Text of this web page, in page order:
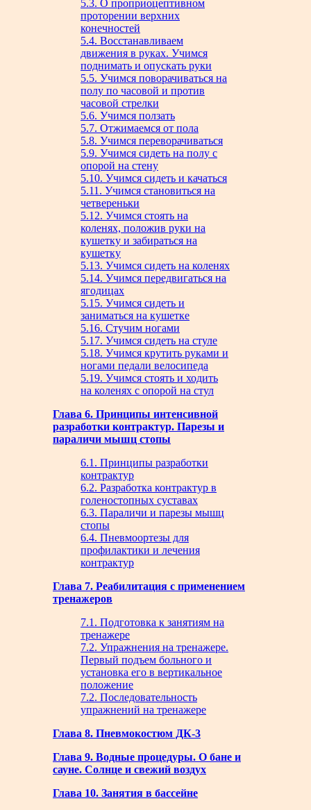
5.3. О проприоцептивном
проторении верхних
конечностей
5.4. Восстанавливаем
движения в руках. Учимся
поднимать и опускать руки
5.5. Учимся поворачиваться на
полу по часовой и против
часовой стрелки
5.6. Учимся ползать
5.7. Отжимаемся от пола
5.8. Учимся переворачиваться
5.9. Учимся сидеть на полу с
опорой на стену
5.10. Учимся сидеть и качаться
5.11. Учимся становиться на
четвереньки
5.12. Учимся стоять на
коленях, положив руки на
кушетку и забираться на
кушетку
5.13. Учимся сидеть на коленях
5.14. Учимся передвигаться на
ягодицах
5.15. Учимся сидеть и
заниматься на кушетке
5.16. Стучим ногами
5.17. Учимся сидеть на стуле
5.18. Учимся крутить руками и
ногами педали велосипеда
5.19. Учимся стоять и ходить
на коленях с опорой на стул
Глава 6. Принципы интенсивной
разработки контрактур. Парезы и
параличи мышц стопы
6.1. Принципы разработки
контрактур
6.2. Разработка контрактур в
голеностопных суставах
6.3. Параличи и парезы мышц
стопы
6.4. Пневмоортезы для
профилактики и лечения
контрактур
Глава 7. Реабилитация с применением
тренажеров
7.1. Подготовка к занятиям на
тренажере
7.2. Упражнения на тренажере.
Первый подъем больного и
установка его в вертикальное
положение
7.2. Последовательность
упражнений на тренажере
Глава 8. Пневмокостюм ДК-3
Глава 9. Водные процедуры. О бане и
сауне. Солнце и свежий воздух
Глава 10. Занятия в бассейне